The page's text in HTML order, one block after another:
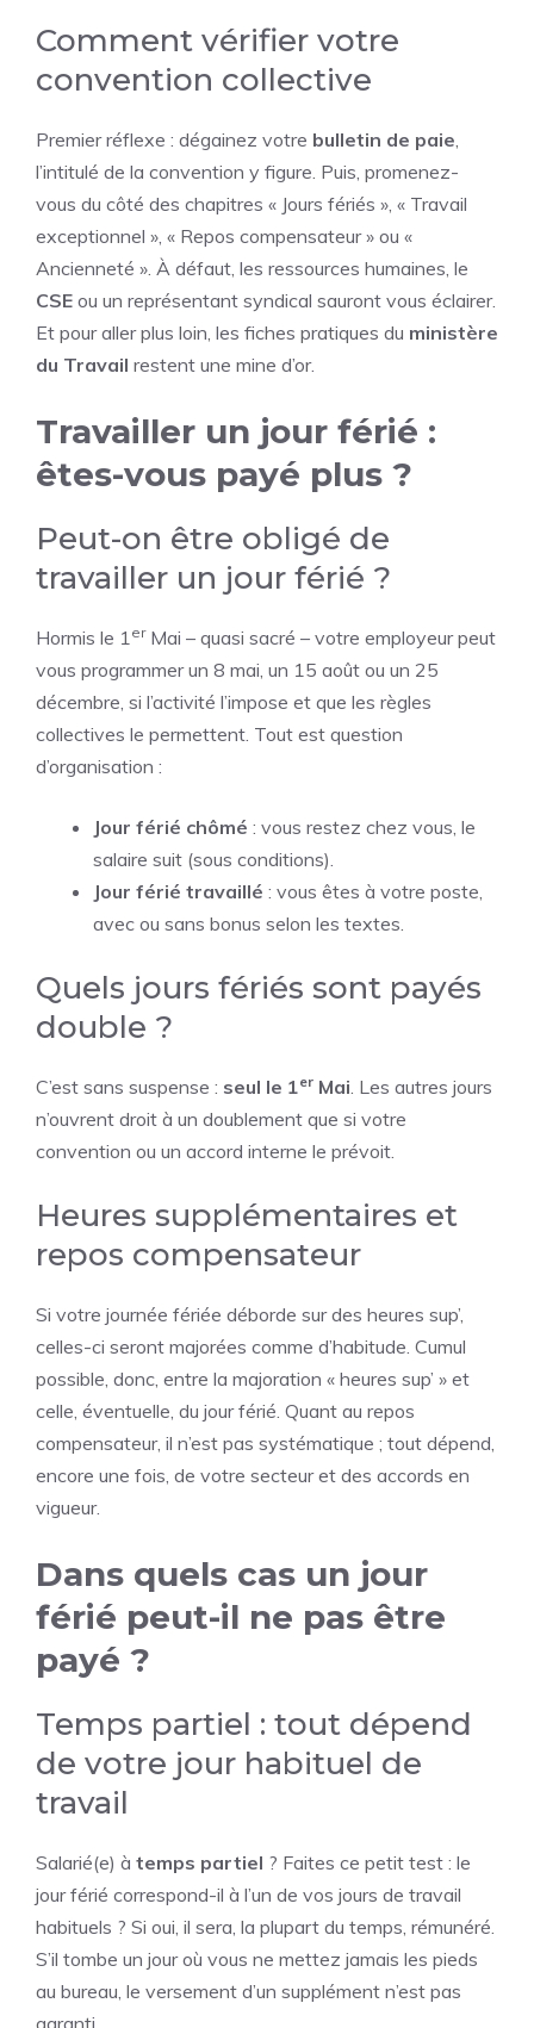
Comment vérifier votre
convention collective
Premier réflexe : dégainez votre bulletin de paie,
l’intitulé de la convention y figure. Puis, promenez-
vous du côté des chapitres « Jours fériés », « Travail
exceptionnel », « Repos compensateur » ou «
Ancienneté ». À défaut, les ressources humaines, le
CSE ou un représentant syndical sauront vous éclairer.
Et pour aller plus loin, les fiches pratiques du ministère
du Travail restent une mine d’or.
Travailler un jour férié :
êtes-vous payé plus ?
Peut-on être obligé de
travailler un jour férié ?
Hormis le 1erMai – quasi sacré – votre employeur peut
vous programmer un 8 mai, un 15 août ou un 25
décembre, si l’activité l’impose et que les règles
collectives le permettent. Tout est question
d’organisation :
Jour férié chômé : vous restez chez vous, le
salaire suit (sous conditions).
Jour férié travaillé : vous êtes à votre poste,
avec ou sans bonus selon les textes.
Quels jours fériés sont payés
double ?
C’est sans suspense : seul le 1er Mai. Les autres jours
n’ouvrent droit à un doublement que si votre
convention ou un accord interne le prévoit.
Heures supplémentaires et
repos compensateur
Si votre journée fériée déborde sur des heures sup’,
celles-ci seront majorées comme d’habitude. Cumul
possible, donc, entre la majoration « heures sup’ » et
celle, éventuelle, du jour férié. Quant au repos
compensateur, il n’est pas systématique ; tout dépend,
encore une fois, de votre secteur et des accords en
vigueur.
Dans quels cas un jour
férié peut-il ne pas être
payé ?
Temps partiel : tout dépend
de votre jour habituel de
travail
Salarié(e) à temps partiel ? Faites ce petit test : le
jour férié correspond-il à l’un de vos jours de travail
habituels ? Si oui, il sera, la plupart du temps, rémunéré.
S’il tombe un jour où vous ne mettez jamais les pieds
au bureau, le versement d’un supplément n’est pas
garanti.